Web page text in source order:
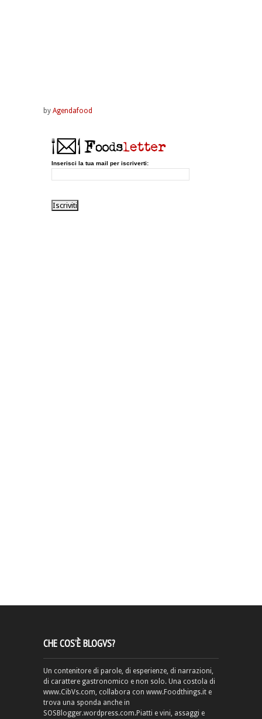
by Agendafood
Inserisci la tua mail per iscriverti:
CHE COS’È BLOGVS?
Un contenitore di parole, di esperienze, di narrazioni,
di carattere gastronomico e non solo. Una costola di
www.CibVs.com, collabora con www.Foodthings.it e
trova una sponda anche in
SOSBlogger.wordpress.com.Piatti e vini, assaggi e